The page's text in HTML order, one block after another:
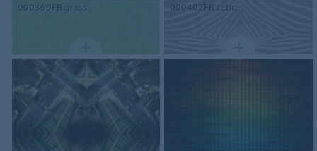
000369FR grass 000402FR zebra